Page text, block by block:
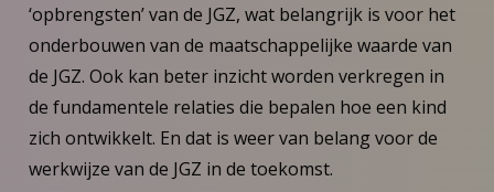
‘opbrengsten’ van de JGZ, wat belangrijk is voor het
onderbouwen van de maatschappelijke waarde van
de JGZ. Ook kan beter inzicht worden verkregen in
de fundamentele relaties die bepalen hoe een kind
zich ontwikkelt. En dat is weer van belang voor de
werkwijze van de JGZ in de toekomst.